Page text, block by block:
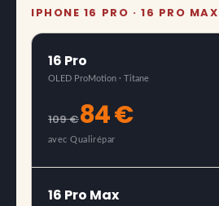
IPHONE 16 PRO · 16 PRO MAX
16 Pro
OLED ProMotion · Titane
109 €84 €
avec Qualirépar
16 Pro Max